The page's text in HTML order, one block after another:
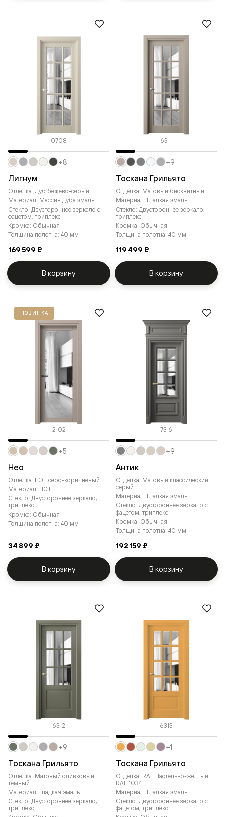
0708
Лигнум
Отделка: Дуб бежево-серый
Материал: Массив дуба эмаль
Стекло: Двустороннее зеркало с
фацетом, триплекс
Кромка: Обычная
Толщина полотна: 40 мм
169 599 ₽
+8
В корзину
6311
Тоскана Грильято
Отделка: Матовый бисквитный
Материал: Гладкая эмаль
Стекло: Двустороннее зеркало,
триплекс
Кромка: Обычная
Толщина полотна: 40 мм
119 499 ₽
+9
В корзину
НОВИНКА
2102
Нео
Отделка: ПЭТ серо-коричневый
Материал: ПЭТ
Стекло: Двустороннее зеркало,
триплекс
Кромка: Обычная
Толщина полотна: 40 мм
34 899 ₽
+5
В корзину
7316
Антик
Отделка: Матовый классический
серый
Материал: Гладкая эмаль
Стекло: Двустороннее зеркало с
фацетом, триплекс
Кромка: Обычная
Толщина полотна: 40 мм
192 159 ₽
+9
В корзину
6312
Тоскана Грильято
Отделка: Матовый оливковый
тёмный
Материал: Гладкая эмаль
Стекло: Двустороннее зеркало,
триплекс
+9
6313
Тоскана Грильято
Отделка: RAL Пастельно-жёлтый
RAL 1034
Материал: Гладкая эмаль
Стекло: Двустороннее зеркало с
фацетом, триплекс
+1